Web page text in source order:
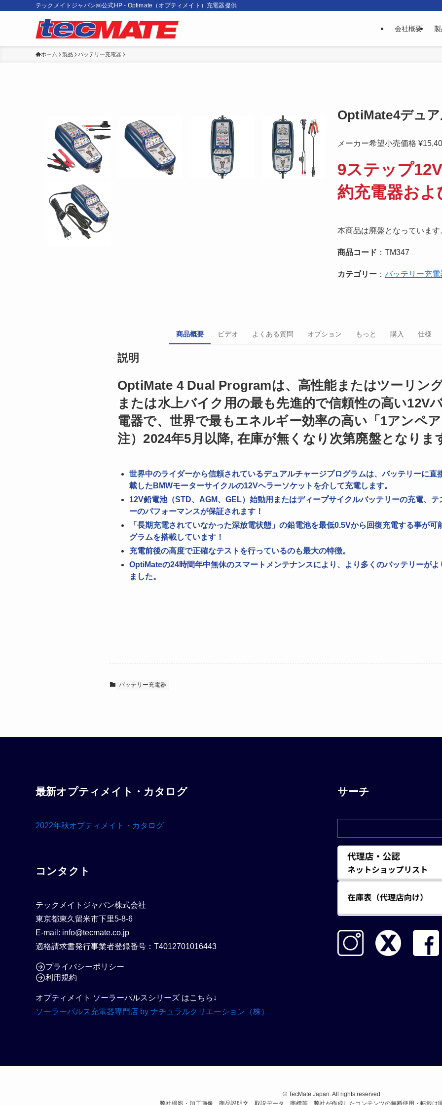
テックメイトジャパン㈱公式HP - Optimate（オプティメイト）充電器提供
会社概要
ホーム 製品 バッテリー充電器
OptiMate4デュ
メーカー希望小売価格
9ステップ
約充電器お
本商品は廃盤となっていま
商品コード ：TM347
カテゴリー ： バッテリー充電
商品概要 ビデオ よくある質問 オプション もっと 購入 仕様
説明
OptiMate 4 Dual Programは、高性能またはツーリン
または水上バイク用の最も先進的で信頼性の高い12V
電器で、世界で最もエネルギー効率の高い「1アンペ
注）2024年5月以降, 在庫が無くなり次第廃盤となりま
世界中のライダーから信頼されているデュアルチャージプログラムは、バッテリーに直
載したBMWモーターサイクルの12Vヘラーソケットを介して充電します。
12V鉛電池（STD、AGM、GEL）始動用またはディープサイクルバッテリーの充電、
ーのパフォーマンスが保証されます！
「長期充電されていなかった深放電状態」の鉛電池を最低0.5Vから回復充電する事が
グラムを搭載しています！
充電前後の高度で正確なテストを行っているのも最大の特徴。
OptiMateの24時間年中無休のスマートメンテナンスにより、より多くのバッテリーが
ました。
バッテリー充電器
最新オプティメイト・カタログ
2022年秋オプティメイト・カタログ
コンタクト
テックメイトジャパン株式会社
東京都東久留米市下里5-8-6
E-mail: info@tecmate.co.jp
適格請求書発行事業者登録番号：T4012701016443
プライバシーポリシー
利用規約
オプティメイト ソーラーパルスシリーズ はこちら↓
ソーラーパルス充電器専門店 by ナチュラルクリエーション（株）
サーチ
© TecMate Japan. All rights reserved